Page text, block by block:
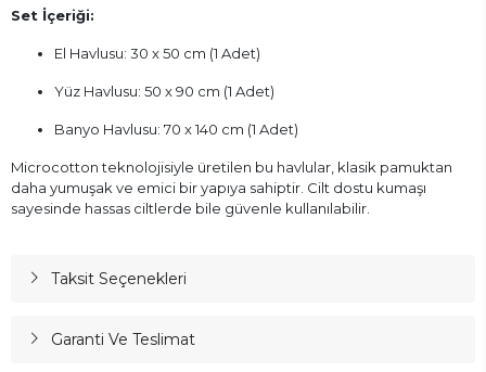
Set İçeriği:
El Havlusu: 30 x 50 cm (1 Adet)
Yüz Havlusu: 50 x 90 cm (1 Adet)
Banyo Havlusu: 70 x 140 cm (1 Adet)
Microcotton teknolojisiyle üretilen bu havlular, klasik pamuktan
daha yumuşak ve emici bir yapıya sahiptir. Cilt dostu kumaşı
sayesinde hassas ciltlerde bile güvenle kullanılabilir.
Taksit Seçenekleri
Garanti Ve Teslimat